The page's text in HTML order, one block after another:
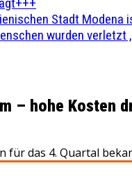
Stadt Modena
wurden verletzt
– hohe Kosten
für das 4. Quartal